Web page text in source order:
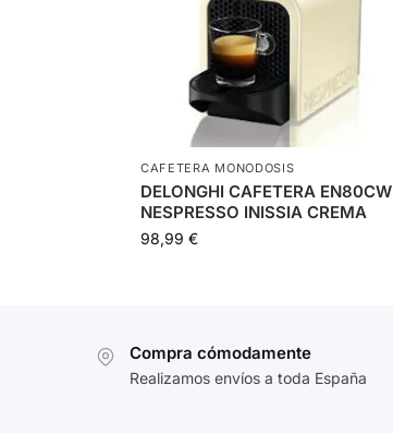
CAFETERA MONODOSIS
DELONGHI CAFETERA EN80CW
NESPRESSO INISSIA CREMA
98,99 €
Compra cómodamente
Realizamos envíos a toda España